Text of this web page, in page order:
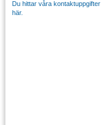
Du hittar våra kontaktuppgifter
här.